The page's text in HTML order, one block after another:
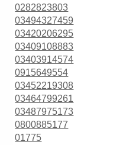
0282823803
03494327459
03420206295
03409108883
03403914574
0915649554
03452219308
03464799261
03487975173
0800885177
01775